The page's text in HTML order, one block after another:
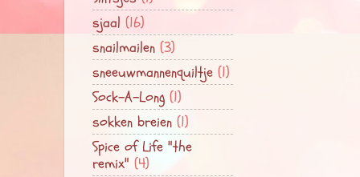
sjaal (16)
snailmailen (3)
sneeuwmannenquiltje (1)
Sock-A-Long (1)
sokken breien (1)
Spice of Life "the
remix" (4)